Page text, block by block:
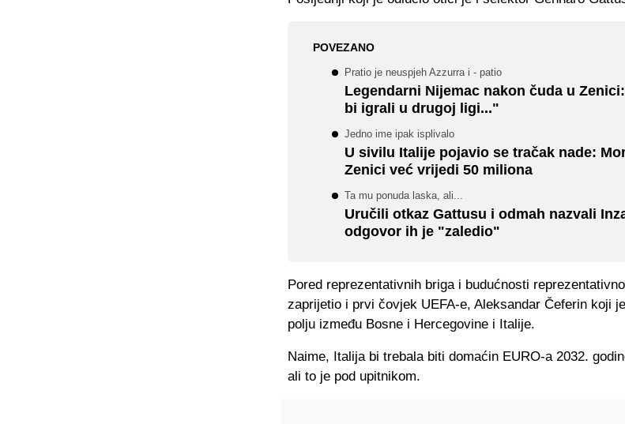
POVEZANO
Pratio je neuspjeh Azzurra i - patio
Legendarni Nijemac nakon čuda u
bi igrali u drugoj ligi..."
Jedno ime ipak isplivalo
U sivilu Italije pojavio se tračak nade:
Zenici već vrijedi 50 miliona
Ta mu ponuda laska, ali...
Uručili otkaz Gattusu i odmah nazvali
odgovor ih je "zaledio"
Pored reprezentativnih briga i budućnosti
zaprijetio i prvi čovjek UEFA-e, Aleksandar Čeferin koji
polju između Bosne i Hercegovine i Italije.
Naime, Italija bi trebala biti domaćin EURO-a 2032.
ali to je pod upitnikom.